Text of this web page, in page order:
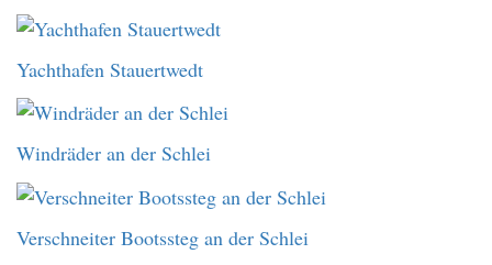
Yachthafen Stauertwedt
Windräder an der Schlei
Verschneiter Bootssteg an der Schlei